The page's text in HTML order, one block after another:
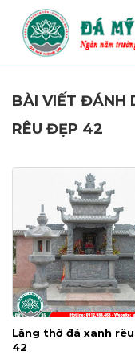
BÀI VIẾT ĐÁNH
RÊU ĐẸP 42
Lăng thờ đá xanh
42